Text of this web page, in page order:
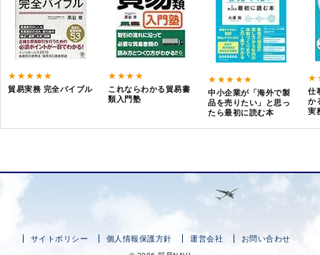
★★★★★
貿易実務 完全バイブル
★★★★
これならわかる貿易書
類入門塾
★★★★★
中小企業が「海外で製
品を売りたい」と思っ
たら最初に読む本
仕
か
実
サイトポリシー 個人情報保護方針 運営会社 お問い合わせ